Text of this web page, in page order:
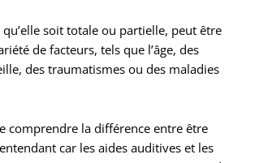
soit totale ou partielle, peut être
de facteurs, tels que l’âge, des
des traumatismes ou des maladies
comprendre la différence entre être
car les aides auditives et les